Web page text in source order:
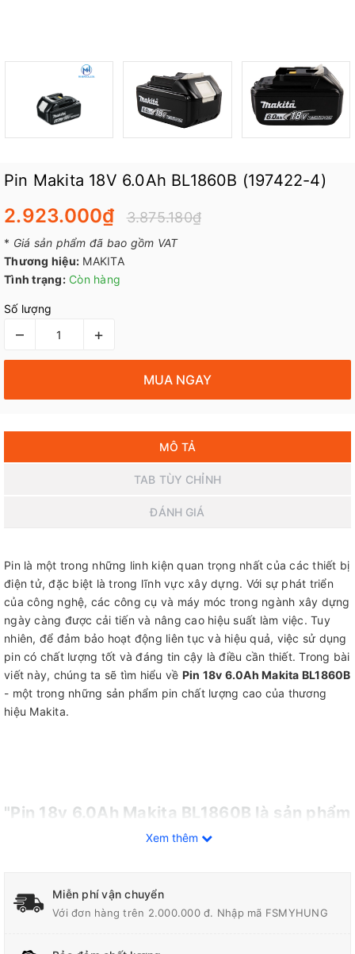
Pin Makita 18V 6.0Ah BL1860B (197422-4)
2.923.000₫ 3.875.180₫
* Giá sản phẩm đã bao gồm VAT
Thương hiệu: MAKITA
Tình trạng: Còn hàng
Số lượng
– +
MUA NGAY
MÔ TẢ
TAB TÙY CHỈNH
ĐÁNH GIÁ
Pin là một trong những linh kiện quan trọng nhất của các thiết bị
điện tử, đặc biệt là trong lĩnh vực xây dựng. Với sự phát triển
của công nghệ, các công cụ và máy móc trong ngành xây dựng
ngày càng được cải tiến và nâng cao hiệu suất làm việc. Tuy
nhiên, để đảm bảo hoạt động liên tục và hiệu quả, việc sử dụng
pin có chất lượng tốt và đáng tin cậy là điều cần thiết. Trong bài
viết này, chúng ta sẽ tìm hiểu về Pin 18v 6.0Ah Makita BL1860B
- một trong những sản phẩm pin chất lượng cao của thương
hiệu Makita.
"Pin 18v 6.0Ah Makita BL1860B là sản phẩm
dung lượng 6.0Ah và điện áp 18v. Đây là một trong những dòng
pin mới nhất của Makita, được thiết kế để cung cấp sức mạnh
Với công nghệ tiên tiến và chất lượng đáng tin cậy, pin Makita
Xem thêm
Miễn phí vận chuyển
Với đơn hàng trên 2.000.000 đ. Nhập mã FSMYHUNG